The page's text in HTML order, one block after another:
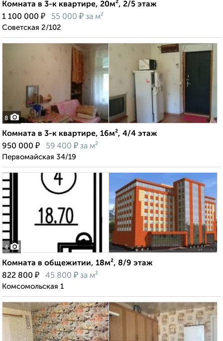
Комната в 3-к квартире, 20м², 2/5 этаж
1 100 000 ₽ 55 000 ₽ за м²
Советская 2/102
8
Комната в 3-к квартире, 16м², 4/4 этаж
950 000 ₽ 59 400 ₽ за м²
Первомайская 34/19
4
Комната в общежитии, 18м², 8/9 этаж
822 800 ₽ 45 800 ₽ за м²
Комсомольская 1